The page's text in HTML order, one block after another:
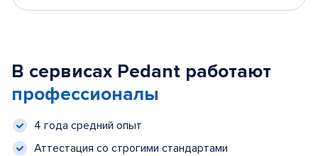
В сервисах Pedant работают
профессионалы
4 года средний опыт
Аттестация со строгими стандартами